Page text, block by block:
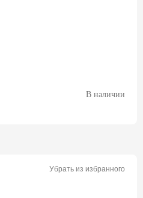
В наличии
Убрать из избранного